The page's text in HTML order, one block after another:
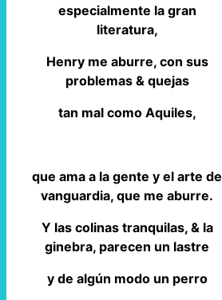
especialmente la gran
literatura,
Henry me aburre, con sus
problemas & quejas
tan mal como Aquiles,
que ama a la gente y el arte de
vanguardia, que me aburre.
Y las colinas tranquilas, & la
ginebra, parecen un lastre
y de algún modo un perro